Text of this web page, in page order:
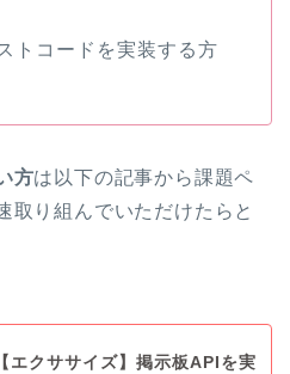
トコードを実装する方
方は以下の記事から課題ペ
取り組んでいただけたらと
【エクササイズ】掲示板APIを実